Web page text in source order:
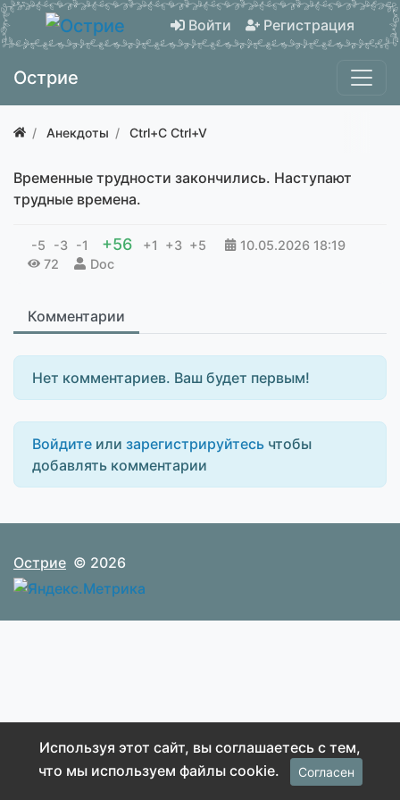
Войти Регистрация
Острие
Анекдоты Ctrl+C Ctrl+V
Временные трудности закончились. Наступают
трудные времена.
-5 -3 -1 +56 +1 +3 +5 10.05.2026 18:19
72
Doc
Комментарии
Нет комментариев. Ваш будет первым!
Войдите или зарегистрируйтесь чтобы
добавлять комментарии
Острие © 2026
Используя этот сайт, вы соглашаетесь с тем,
что мы используем файлы cookie.
Согласен